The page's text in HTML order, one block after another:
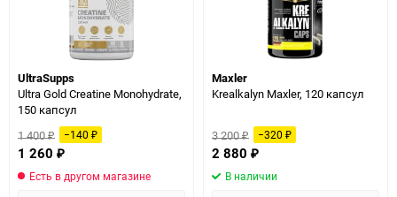
UltraSupps
Ultra Gold Creatine Monohydrate,
150 капсул
1 400₽ −140 ₽
1 260 ₽
Есть в другом магазине
Maxler
Krealkalyn Maxler, 120 капсул
3 200₽ −320 ₽
2 880 ₽
В наличии